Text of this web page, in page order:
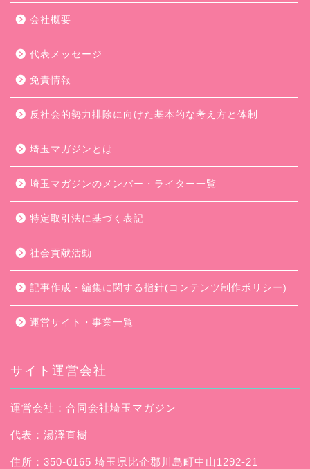
会社概要
代表メッセージ
免責情報
反社会的勢力排除に向けた基本的な考え方と体制
埼玉マガジンとは
埼玉マガジンのメンバー・ライター一覧
特定取引法に基づく表記
社会貢献活動
記事作成・編集に関する指針(コンテンツ制作ポリシー)
運営サイト・事業一覧
サイト運営会社
運営会社：合同会社埼玉マガジン
代表：湯澤直樹
住所：350-0165 埼玉県比企郡川島町中山1292-21